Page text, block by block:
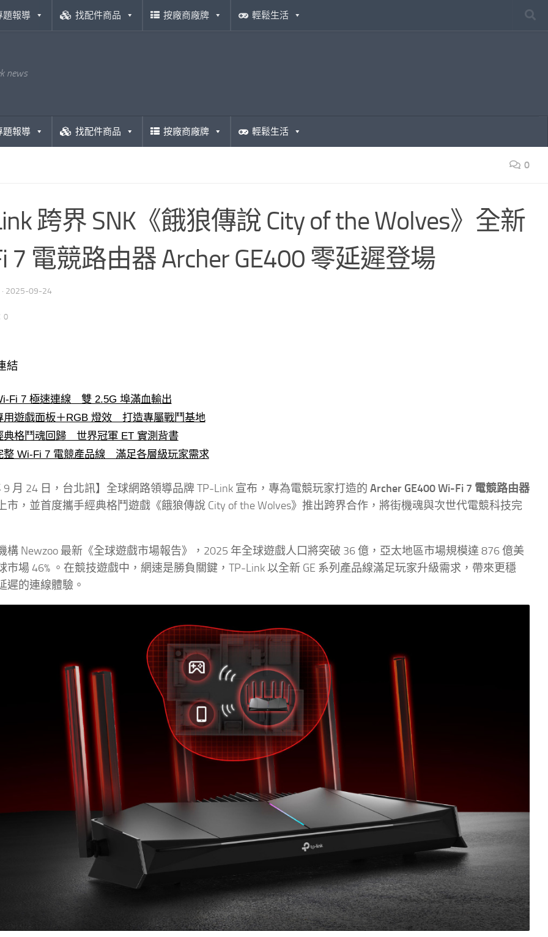
題報導 找配件商品 按廠商廠牌 輕鬆生活
news
題報導 找配件商品 按廠商廠牌 輕鬆生活
0
跨界 SNK《餓狼傳說 City of the Wolves》全新
7 電競路由器 Archer GE400 零延遲登場
· 2025-09-24
0
結
Fi 7 極速連線 雙 2.5G 埠滿血輸出
用遊戲面板＋RGB 燈效 打造專屬戰鬥基地
典格鬥魂回歸 世界冠軍 ET 實測背書
整 Wi-Fi 7 電競產品線 滿足各層級玩家需求
9 月 24 日，台北訊】全球網路領導品牌 TP-Link 宣布，專為電競玩家打造的 Archer GE400 Wi-Fi 7 電競路由器
市，並首度攜手經典格鬥遊戲《餓狼傳說 City of the Wolves》推出跨界合作，將街機魂與次世代電競科技完
構 Newzoo 最新《全球遊戲市場報告》，2025 年全球遊戲人口將突破 36 億，亞太地區市場規模達 876 億美
市場 46% 。在競技遊戲中，網速是勝負關鍵，TP-Link 以全新 GE 系列產品線滿足玩家升級需求，帶來更穩
遲的連線體驗。